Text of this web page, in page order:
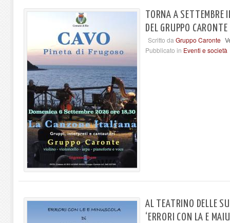
TORNA A SETTEMBRE
DEL GRUPPO CARONTE
Scritto da Gruppo Caronte
Pubblicato in Eventi e società
AL TEATRINO DELLE
‘ERRORI CON LA E